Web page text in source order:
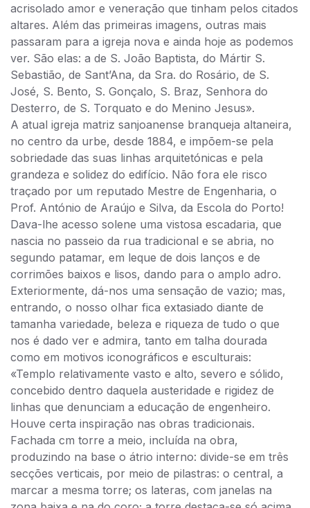
acrisolado amor e veneração que tinham pelos citados
altares. Além das primeiras imagens, outras mais
passaram para a igreja nova e ainda hoje as podemos
ver. São elas: a de S. João Baptista, do Mártir S.
Sebastião, de Sant’Ana, da Sra. do Rosário, de S.
José, S. Bento, S. Gonçalo, S. Braz, Senhora do
Desterro, de S. Torquato e do Menino Jesus».
A atual igreja matriz sanjoanense branqueja altaneira,
no centro da urbe, desde 1884, e impõem-se pela
sobriedade das suas linhas arquitetónicas e pela
grandeza e solidez do edifício. Não fora ele risco
traçado por um reputado Mestre de Engenharia, o
Prof. António de Araújo e Silva, da Escola do Porto!
Dava-lhe acesso solene uma vistosa escadaria, que
nascia no passeio da rua tradicional e se abria, no
segundo patamar, em leque de dois lanços e de
corrimões baixos e lisos, dando para o amplo adro.
Exteriormente, dá-nos uma sensação de vazio; mas,
entrando, o nosso olhar fica extasiado diante de
tamanha variedade, beleza e riqueza de tudo o que
nos é dado ver e admira, tanto em talha dourada
como em motivos iconográficos e esculturais:
«Templo relativamente vasto e alto, severo e sólido,
concebido dentro daquela austeridade e rigidez de
linhas que denunciam a educação de engenheiro.
Houve certa inspiração nas obras tradicionais.
Fachada cm torre a meio, incluída na obra,
produzindo na base o átrio interno: divide-se em três
secções verticais, por meio de pilastras: o central, a
marcar a mesma torre; os lateras, com janelas na